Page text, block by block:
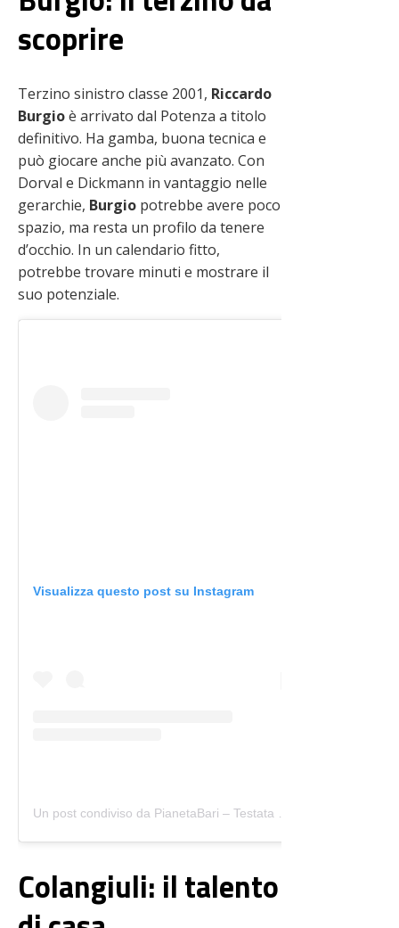
scoprire
Terzino sinistro classe 2001, Riccardo
Burgioè arrivato dal Potenza a titolo
definitivo. Ha gamba, buona tecnica e
può giocare anche più avanzato. Con
Dorval e Dickmann in vantaggio nelle
gerarchie, Burgio potrebbe avere poco
spazio, ma resta un profilo da tenere
d’occhio. In un calendario fitto,
potrebbe trovare minuti e mostrare il
suo potenziale.
Visualizza questo post su Instagram
Colangiuli: il talento